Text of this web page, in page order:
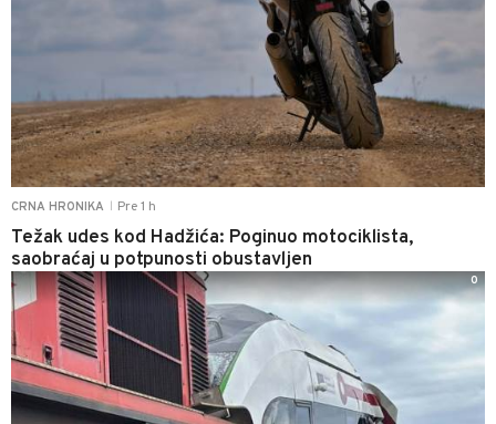
CRNA HRONIKA Pre 1 h
Težak udes kod Hadžića: Poginuo motociklista,
saobraćaj u potpunosti obustavljen
0